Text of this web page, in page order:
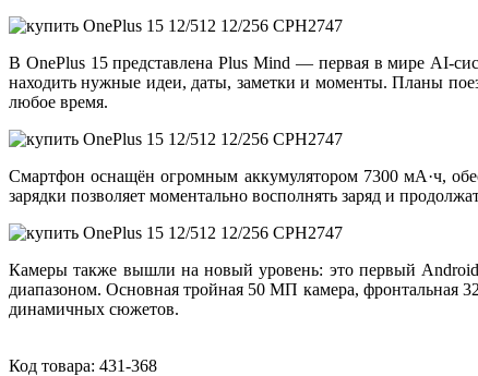
В OnePlus 15 представленаPlus Mind — первая в мире AI-
находить нужные идеи, даты, заметки и моменты. Планы
любое время.
Смартфон оснащён огромным аккумулятором 7300 мА·ч,
зарядки позволяет моментально восполнять заряд и
Камеры также вышли на новый уровень: это первый
диапазоном. Основнаятройная 50 МП камера, фронтальная
динамичных сюжетов.
Код товара: 431-368